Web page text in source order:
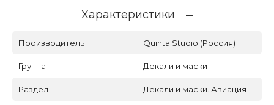
Характеристики
Производитель Quinta Studio (Россия)
Группа Декали и маски
Раздел Декали и маски. Авиация